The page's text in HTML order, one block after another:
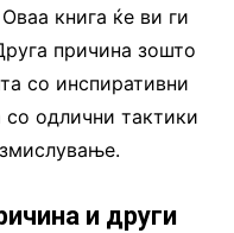
книга ќе ви ги
причина зошто
со инспиративни
со одлични тактики
и други